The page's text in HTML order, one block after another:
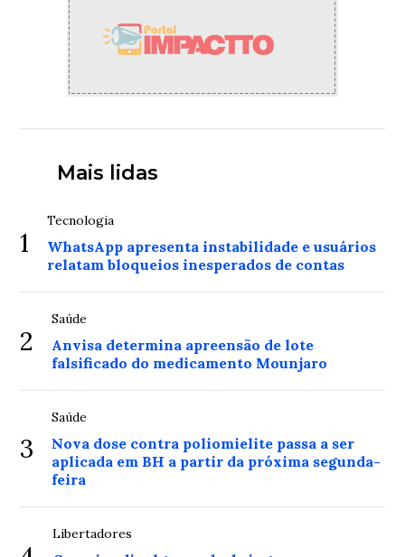
Mais lidas
1
Tecnologia
WhatsApp apresenta instabilidade e usuários
relatam bloqueios inesperados de contas
2
Saúde
Anvisa determina apreensão de lote
falsificado do medicamento Mounjaro
3
Saúde
Nova dose contra poliomielite passa a ser
aplicada em BH a partir da próxima segunda-
feira
Libertadores